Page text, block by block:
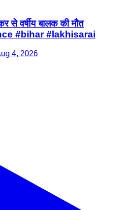
से वर्षीय बालक की मौत
#bihar #lakhisarai
4, 2026